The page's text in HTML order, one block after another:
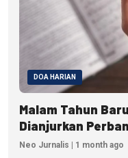
DOA HARIAN
Malam Tahun
Dianjurkan
Neo Jurnalis | 1 month ago